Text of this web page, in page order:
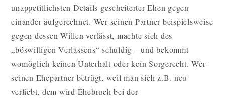
unappetitlichsten Details gescheiterter Ehen gegen
einander aufgerechnet. Wer seinen Partner beispielsweise
gegen dessen Willen verlässt, machte sich des
„böswilligen Verlassens“ schuldig – und bekommt
womöglich keinen Unterhalt oder kein Sorgerecht. Wer
seinen Ehepartner betrügt, weil man sich z.B. neu
verliebt, dem wird Ehebruch bei der